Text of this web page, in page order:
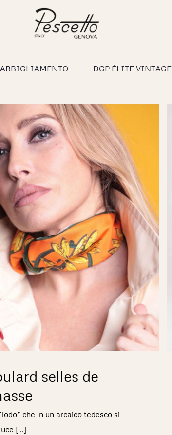
ABBIGLIAMENTO DGP ÉLITE VINTAGE
selles de
che in un arcaico tedesco si
[...]